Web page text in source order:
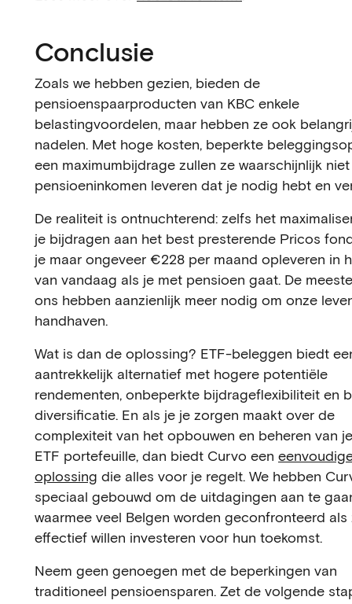
Conclusie
Zoals we hebben gezien, bieden de
pensioenspaarproducten van KBC enkele
belastingvoordelen, maar hebben ze ook
nadelen. Met hoge kosten, beperkte
een maximumbijdrage zullen ze waarschijnlijk
pensioeninkomen leveren dat je nodig hebt en
De realiteit is ontnuchterend: zelfs het
je bijdragen aan het best presterende Pricos
je maar ongeveer €228 per maand opleveren in
van vandaag als je met pensioen gaat. De
ons hebben aanzienlijk meer nodig om onze
handhaven.
Wat is dan de oplossing? ETF-beleggen biedt
aantrekkelijk alternatief met hogere potentiële
rendementen, onbeperkte bijdrageflexibiliteit en
diversificatie. En als je je zorgen maakt over de
complexiteit van het opbouwen en beheren van
ETF portefeuille, dan biedt Curvo een
oplossing die alles voor je regelt. We hebben
speciaal gebouwd om de uitdagingen aan te
waarmee veel Belgen worden geconfronteerd als
effectief willen investeren voor hun toekomst.
Neem geen genoegen met de beperkingen van
traditioneel pensioensparen. Zet de volgende